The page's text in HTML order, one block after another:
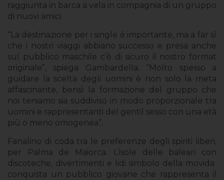
raggiunta in barca a vela in compagnia di un gruppo
di nuovi amici.
“La destinazione per i single è importante, ma a far sì
che i nostri viaggi abbiano successo e presa anche
sul pubblico maschile c’è di sicuro il nostro format
originale”, spiega Gambardella. “Molto spesso a
guidare la scelta degli uomini è non solo la meta
affascinante, bensì la formazione del gruppo che
noi teniamo sia suddiviso in modo proporzionale tra
uomini e rappresentanti del gentil sesso con una età
più o meno omogenea”.
Fanalino di coda tra le preferenze degli spiriti liberi,
per Palma de Maiorca. L’isole delle baleari con
discoteche, divertimenti e lidi simbolo della movida
conquista un pubblico giovane che rappresenta il